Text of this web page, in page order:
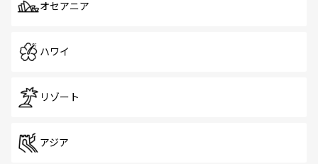
オセアニア
ハワイ
リゾート
アジア